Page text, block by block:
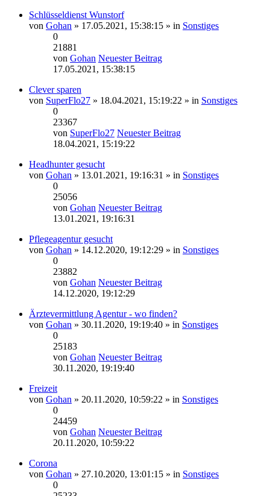
Schlüsseldienst Wunstorf
von Gohan » 17.05.2021, 15:38:15 » in Sonstiges
0
21881
von Gohan Neuester Beitrag
17.05.2021, 15:38:15
Clever sparen
von SuperFlo27 » 18.04.2021, 15:19:22 » in Sonstiges
0
23367
von SuperFlo27 Neuester Beitrag
18.04.2021, 15:19:22
Headhunter gesucht
von Gohan » 13.01.2021, 19:16:31 » in Sonstiges
0
25056
von Gohan Neuester Beitrag
13.01.2021, 19:16:31
Pflegeagentur gesucht
von Gohan » 14.12.2020, 19:12:29 » in Sonstiges
0
23882
von Gohan Neuester Beitrag
14.12.2020, 19:12:29
Ärztevermittlung Agentur - wo finden?
von Gohan » 30.11.2020, 19:19:40 » in Sonstiges
0
25183
von Gohan Neuester Beitrag
30.11.2020, 19:19:40
Freizeit
von Gohan » 20.11.2020, 10:59:22 » in Sonstiges
0
24459
von Gohan Neuester Beitrag
20.11.2020, 10:59:22
Corona
von Gohan » 27.10.2020, 13:01:15 » in Sonstiges
0